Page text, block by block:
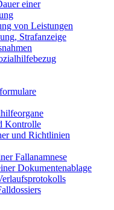
einer
von Leistungen
Strafanzeige
Kontrolle
und Richtlinien
Fallanamnese
Dokumentenablage